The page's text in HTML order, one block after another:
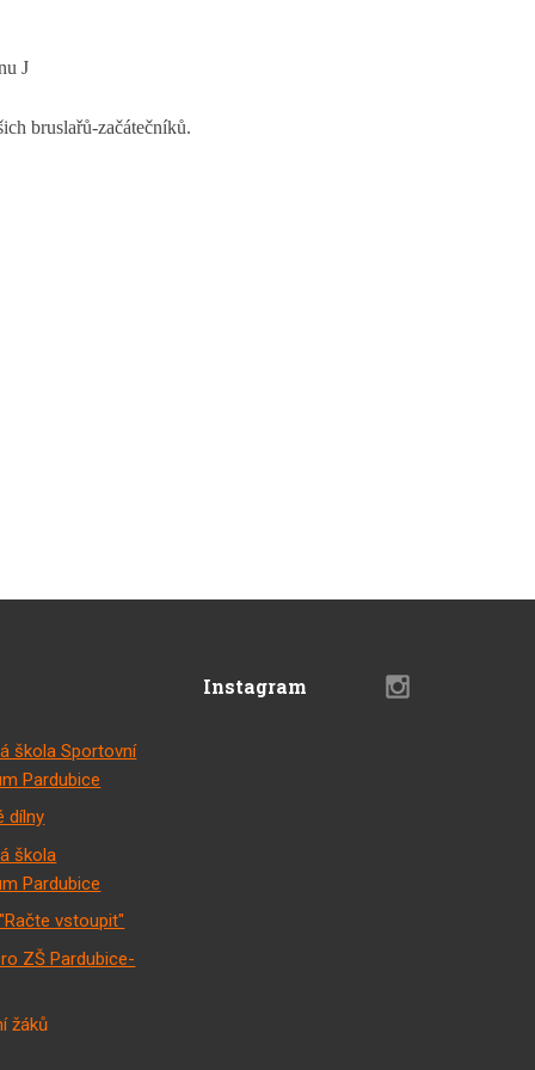
J
bruslařů-začátečníků.
škola Sportovní
Pardubice
dílny
škola
Pardubice
vstoupit"
ZŠ Pardubice-
žáků
Instagram